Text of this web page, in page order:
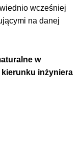
wcześniej
na danej
w
inżyniera